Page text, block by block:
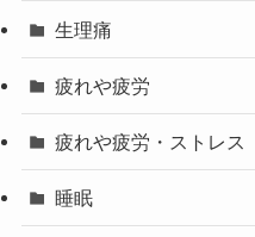
生理痛
疲れや疲労
疲れや疲労・ストレス
睡眠